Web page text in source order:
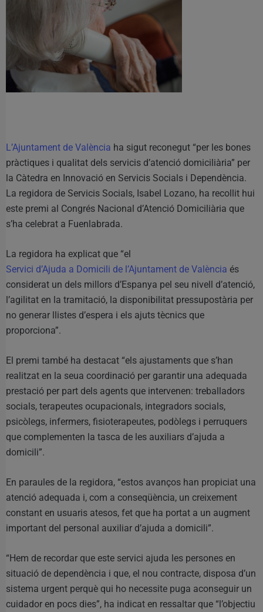
L’Ajuntament de València ha sigut reconegut “per les bones
pràctiques i qualitat dels servicis d’atenció domiciliària” per
la Càtedra en Innovació en Servicis Socials i Dependència.
La regidora de Servicis Socials, Isabel Lozano, ha recollit hui
este premi al Congrés Nacional d’Atenció Domiciliària que
s’ha celebrat a Fuenlabrada.
La regidora ha explicat que “el
Servici d’Ajuda a Domicili de l’Ajuntament de València és
considerat un dels millors d’Espanya pel seu nivell d’atenció,
l’agilitat en la tramitació, la disponibilitat pressupostària per
no generar llistes d’espera i els ajuts tècnics que
proporciona”.
El premi també ha destacat “els ajustaments que s’han
realitzat en la seua coordinació per garantir una adequada
prestació per part dels agents que intervenen: treballadors
socials, terapeutes ocupacionals, integradors socials,
psicòlegs, infermers, fisioterapeutes, podòlegs i perruquers
que complementen la tasca de les auxiliars d’ajuda a
domicili”.
En paraules de la regidora, “estos avanços han propiciat una
atenció adequada i, com a conseqüència, un creixement
constant en usuaris atesos, fet que ha portat a un augment
important del personal auxiliar d’ajuda a domicili”.
“Hem de recordar que este servici ajuda les persones en
situació de dependència i que, el nou contracte, disposa d’un
sistema urgent perquè qui ho necessite puga aconseguir un
cuidador en pocs dies”, ha indicat en ressaltar que “l’objectiu